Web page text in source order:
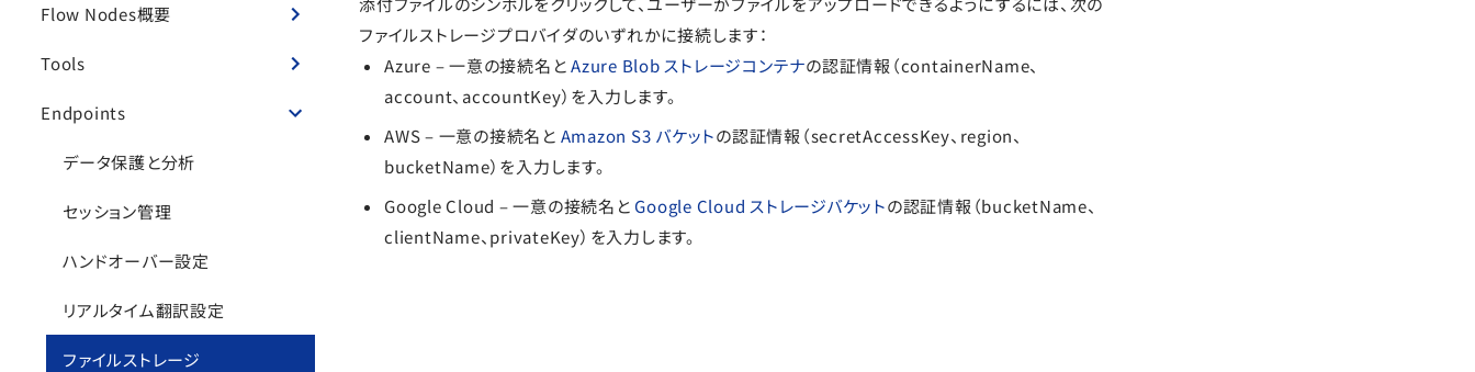
Flow Nodes概要
Tools
Endpoints
データ保護と分析
セッション管理
ハンドオーバー設定
リアルタイム翻訳設定
ファイルストレージ
ファイルストレージプロバイダのいずれかに接続します：
Azure – 一意の接続名とAzure Blob ストレージコンテナの認証情報（containerName、
account、accountKey）を入力します。
AWS – 一意の接続名と Amazon S3 バケットの認証情報（secretAccessKey、region、
bucketName）を入力します。
Google Cloud – 一意の接続名とGoogle Cloud ストレージバケットの認証情報（bucketName、
clientName、privateKey）を入力します。